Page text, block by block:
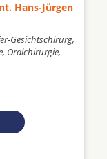
Hans-Jürgen
Gesichtschirurg,
Oralchirurgie,